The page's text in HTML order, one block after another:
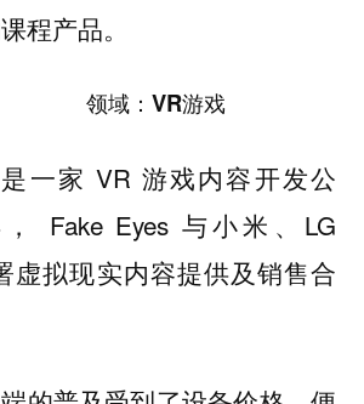
程产品。
领域：VR游戏
一家 VR 游戏内容开发公
Fake Eyes 与小米、LG
虚拟现实内容提供及销售合